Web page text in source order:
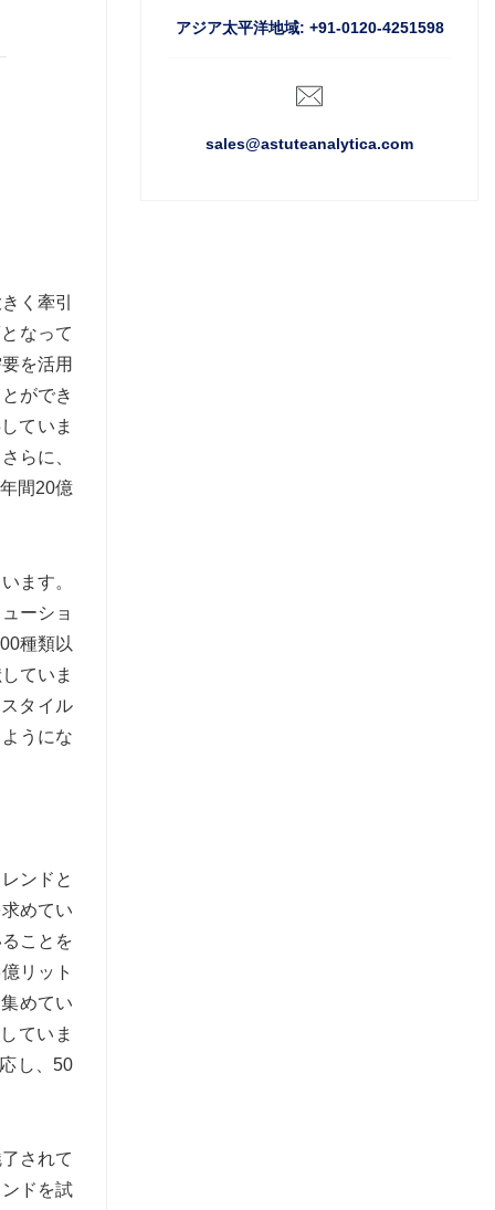
く牽引
なって
を活用
ができ
ていま
らに、
間20億
ます。
ーショ
種類以
ていま
タイル
うにな
ンドと
めてい
ことを
リット
めてい
ていま
し、50
されて
ドを試
アジア太平洋地域: +91-0120-4251598
sales@astuteanalytica.com